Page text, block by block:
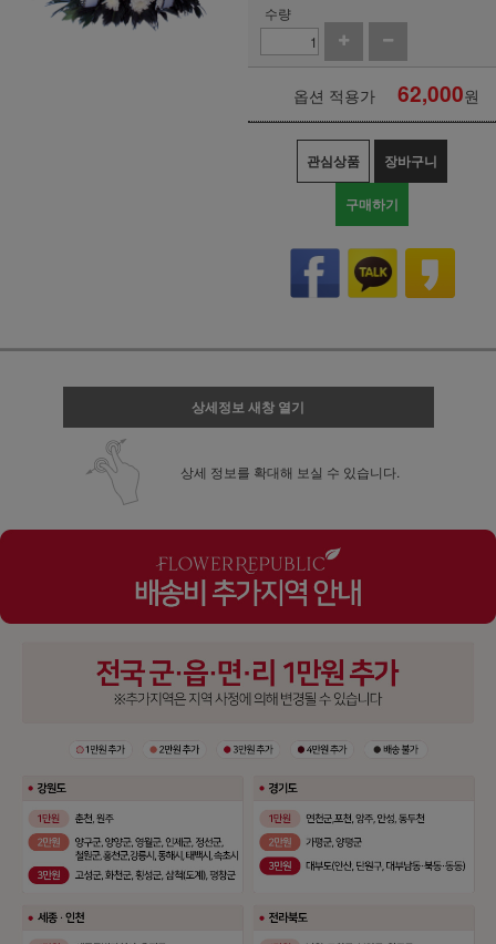
수량
옵션 적용가 62,000원
관심상품 장바구니
구매하기
상세정보 새창 열기
상세 정보를 확대해 보실 수 있습니다.